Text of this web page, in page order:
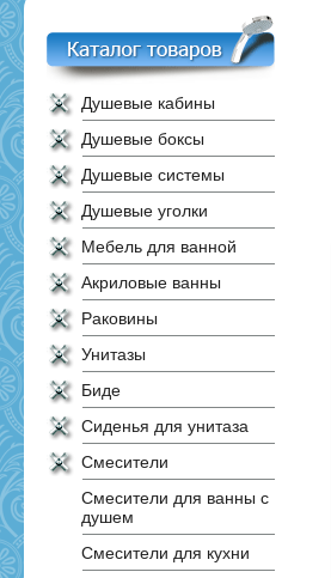
Душевые кабины
Душевые боксы
Душевые системы
Душевые уголки
Мебель для ванной
Акриловые ванны
Раковины
Унитазы
Биде
Сиденья для унитаза
Смесители
Смесители для ванны с
душем
Смесители для кухни